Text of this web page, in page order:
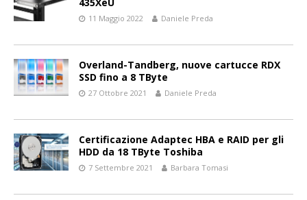
11 Maggio 2022 Daniele Preda
Overland-Tandberg, nuove cartucce RDX
SSD fino a 8 TByte
27 Ottobre 2021 Daniele Preda
Certificazione Adaptec HBA e RAID per gli
HDD da 18 TByte Toshiba
7 Settembre 2021 Barbara Tomasi